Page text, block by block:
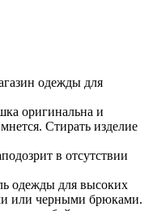
одежды для
оригинальна и
Стирать изделие
в отсутствии
одежды для высоких
или черными брюками.